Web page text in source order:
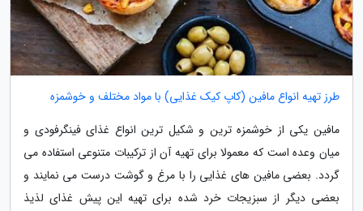
طرز تهیه انواع مافین (کاپ کیک غذایی) با مواد مختلف و خوشمزه
مافین یکی از خوشمزه ترین و شکیل ترین انواع غذای فینگرفودی و
میان وعده است که معمولا برای تهیه آن از ترکیبات متنوعی استفاده می
گردد. بعضی مافین های غذایی را با مرغ و گوشت درست می نمایند و
بعضی دیگر از سبزیجات خرد شده برای تهیه این پیش غذای لذیذ